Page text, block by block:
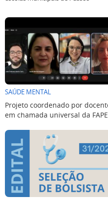
SAÚDE MENTAL
Projeto coordenado por
em chamada universal da